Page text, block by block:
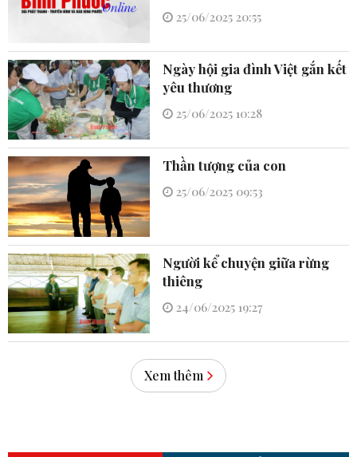
25/06/2025 20:55
Ngày hội gia đình Việt gắn kết
yêu thương
25/06/2025 10:28
Thần tượng của con
25/06/2025 09:53
Người kể chuyện giữa rừng
thiêng
24/06/2025 19:27
Xem thêm